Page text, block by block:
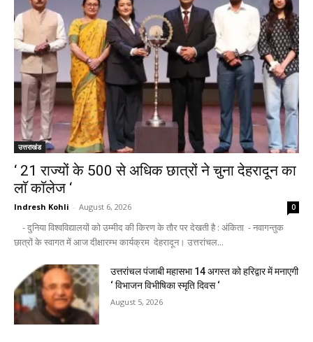
उत्तराखंड
‘ 21 राज्यों के 500 से अधिक छात्रों ने चुना देहरादून का
लाॅ काॅलेज ‘
Indresh Kohli - August 6, 2026 0
- दुनिया विश्वविद्यालयों को उम्मीद की किरण के तौर पर देखती है : अंकिता - नवागन्तुक
छात्रों के स्वागत में आज दीक्षारम्भ कार्यक्रम देहरादून। उत्तरांचल...
उत्तरांचल पंजाबी महासभा 14 अगस्त को हरिद्वार में मनाएगी
‘ विभाजन विभीषिका स्मृति दिवस ‘
August 5, 2026